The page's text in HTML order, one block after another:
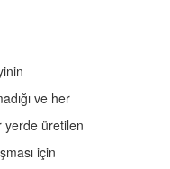
ve her
yerde üretilen
için